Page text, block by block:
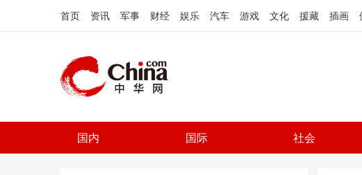
首页 资讯 军事 财经 娱乐 汽车 游戏 文化 援藏 插画
国内 国际 社会